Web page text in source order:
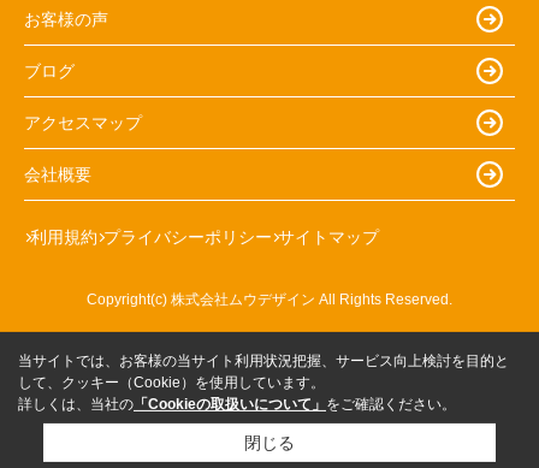
お客様の声
ブログ
アクセスマップ
会社概要
利用規約 プライバシーポリシー サイトマップ
Copyright(c) 株式会社ムウデザイン All Rights Reserved.
当サイトでは、お客様の当サイト利用状況把握、サービス向上検討を目的と
して、クッキー（Cookie）を使用しています。
詳しくは、当社の 「Cookieの取扱いについて」 をご確認ください。
閉じる